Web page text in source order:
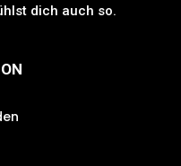
dich auch so.